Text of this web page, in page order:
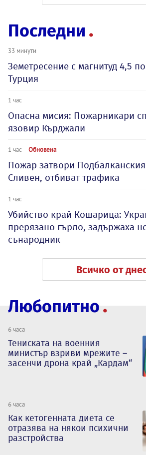
Последни
33 минути
Земетресение с магнитуд 4,5
Турция
1 час
Опасна мисия: Пожарникари
язовир Кърджали
1 час Обновена
Пожар затвори
Сливен, отбиват трафика
1 час
Убийство край Кошарица:
прерязано гърло, задържаха
сънародник
Всичко от
Любопитно
6 часа
Тениската на военния
министър взриви мрежите –
засенчи дрона край „Кардам“
6 часа
Как кетогенната диета се
отразява на някои психични
разстройства